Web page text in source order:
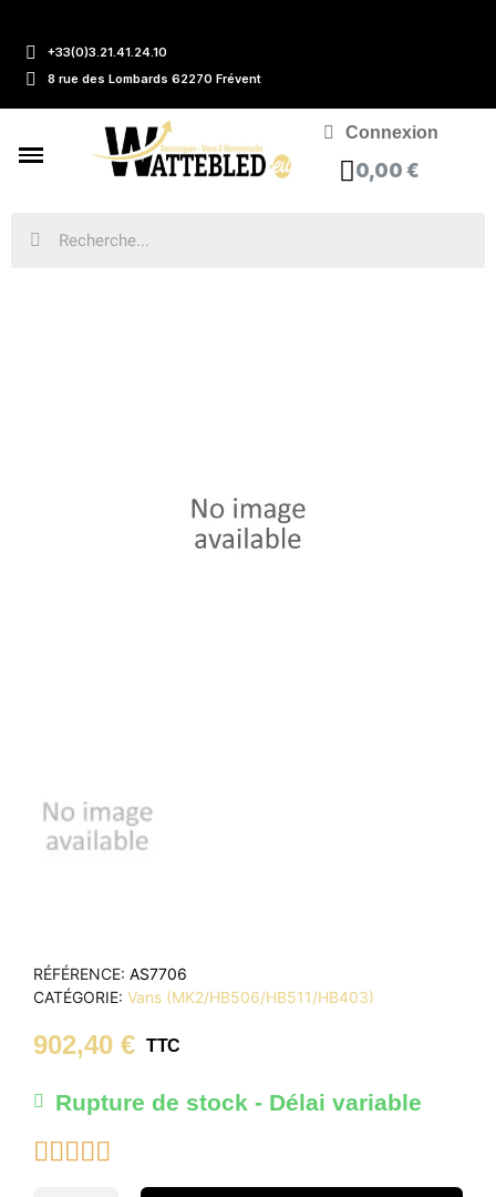
+33(0)3.21.41.24.10
8 rue des Lombards 62270 Frévent
Connexion
0,00 €
RÉFÉRENCE AS7706
CATÉGORIE Vans (MK2/HB506/HB511/HB403)
902,40 € TTC
Rupture de stock - Délai variable
